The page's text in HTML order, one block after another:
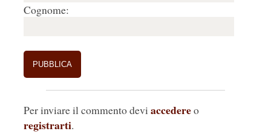
Cognome:
Per inviare il commento devi accedereo
registrarti.